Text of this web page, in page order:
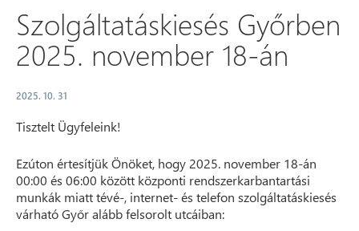
Szolgáltatáskiesés Győrben
2025. november 18-án
2025. 10. 31
Tisztelt Ügyfeleink!
Ezúton értesítjük Önöket, hogy 2025. november 18-án
00:00 és 06:00 között központi rendszerkarbantartási
munkák miatt tévé-, internet- és telefon szolgáltatáskiesés
várható Győr alább felsorolt utcáiban: